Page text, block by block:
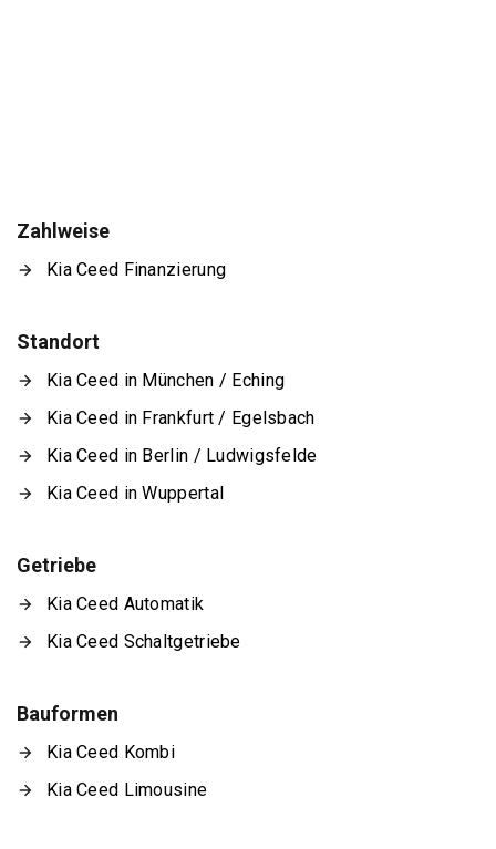
Zahlweise
Kia Ceed Finanzierung
Standort
Kia Ceed in München / Eching
Kia Ceed in Frankfurt / Egelsbach
Kia Ceed in Berlin / Ludwigsfelde
Kia Ceed in Wuppertal
Getriebe
Kia Ceed Automatik
Kia Ceed Schaltgetriebe
Bauformen
Kia Ceed Kombi
Kia Ceed Limousine